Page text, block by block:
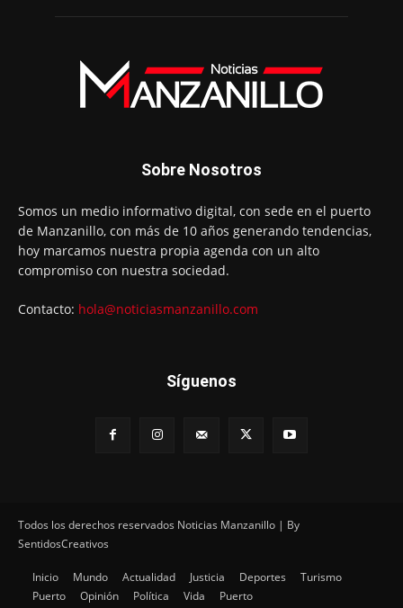
Sobre Nosotros
Somos un medio informativo digital, con sede en el puerto
de Manzanillo, con más de 10 años generando tendencias,
hoy marcamos nuestra propia agenda con un alto
compromiso con nuestra sociedad.
Contacto: hola@noticiasmanzanillo.com
Síguenos
Todos los derechos reservados Noticias Manzanillo | By
SentidosCreativos
Inicio Mundo Actualidad Justicia Deportes
Turismo
Puerto
Opinión Política Vida Puerto